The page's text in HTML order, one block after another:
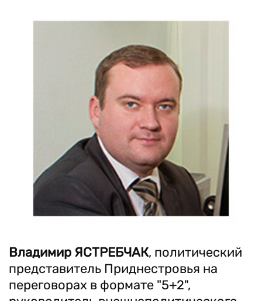
Владимир ЯСТРЕБЧАК, политический
представитель Приднестровья на
переговорах в формате "5+2",